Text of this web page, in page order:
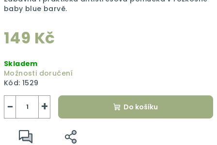
baby blue barvě.
149 Kč
cena:
Skladem
Možnosti doručení
Kód: 1529
+
− Do košíku